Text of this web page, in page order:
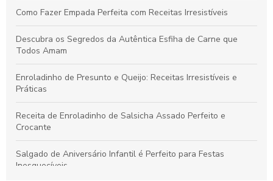
Delicioso Enroladinho de Salsicha Assado
Delicioso Quibe Para Aniversário
Deliciosos Bolinhos de Queijo Para Você
Deliciosos Enroladinhos de Presunto e Queijo: Aprenda a
Receita Perfeita!
Deliciosos Enroladinhos de Salsicha
Deliciosos Salgados de Festa de Casamento
Como Fazer Empada Perfeita com Receitas Irresistíveis
Descubra os Segredos da Autêntica Esfiha de Carne que
Todos Amam
Enroladinho de Presunto e Queijo: Receitas Irresistíveis e
Práticas
Receita de Enroladinho de Salsicha Assado Perfeito e
Crocante
Salgado de Aniversário Infantil é Perfeito para Festas
Inesquecíveis